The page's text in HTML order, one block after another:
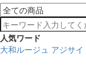
人気ワード
大和ルージュ アジサイ